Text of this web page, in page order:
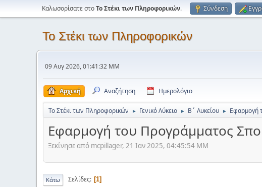
Καλωσορίσατε στοΤο Στέκι των Πληροφορικών. Σύνδεση
Το Στέκι των Πληροφορικών
09 Αυγ 2026, 01:41:32 ΜΜ
Αρχική Αναζήτηση Ημερολόγιο
Το Στέκι των Πληροφορικών ► Γενικό Λύκειο ► Β΄ Λυκείου ► Εφαρμογή
Εφαρμογή του Προγράμματος
Ξεκίνησε από mcpillager, 21 Ιαν 2025, 04:45:54 ΜΜ
Κάτω Σελίδες 1